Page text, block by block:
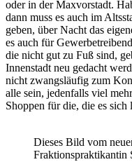
oder in der Maxvorstadt.
dann muss es auch im
geben, über Nacht das
es auch für
die nicht gut zu Fuß sind,
Innenstadt neu gedacht
nicht zwangsläufig zum
alle sein, jedenfalls viel
Shoppen für die, die es sich
Dieses Bild vom
Fraktionspraktikantin